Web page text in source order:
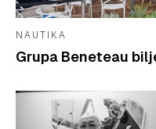
NAUTIKA
Grupa Beneteau